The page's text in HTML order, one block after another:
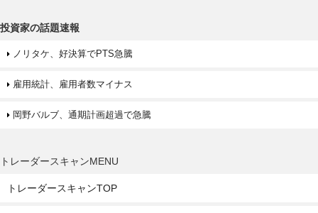
投資家の話題速報
ノリタケ、好決算でPTS急騰
雇用統計、雇用者数マイナス
岡野バルブ、通期計画超過で急騰
トレーダースキャンMENU
トレーダースキャンTOP